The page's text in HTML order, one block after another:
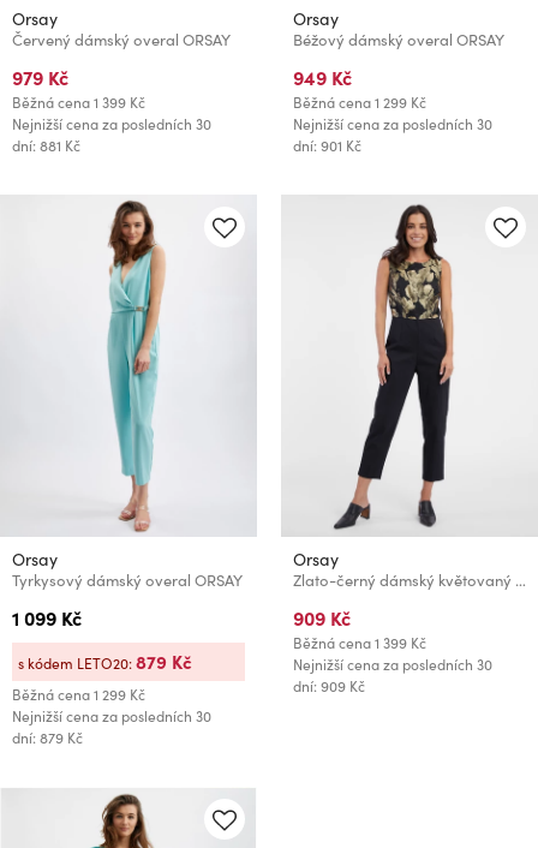
Orsay
Červený dámský overal ORSAY
979 Kč
Běžná cena1 399 Kč
Nejnižší cena za posledních 30
dní: 881 Kč
Orsay
Béžový dámský overal ORSAY
949 Kč
Běžná cena1 299 Kč
Nejnižší cena za posledních 30
dní: 901 Kč
Orsay
Tyrkysový dámský overal ORSAY
1 099 Kč
Běžná cena1 299 Kč
Nejnižší cena za posledních 30
dní: 879 Kč
s kódem LETO20:879 Kč
Orsay
Zlato-černý dámský květovaný overal ORSAY
909 Kč
Běžná cena1 399 Kč
Nejnižší cena za posledních 30
dní: 909 Kč